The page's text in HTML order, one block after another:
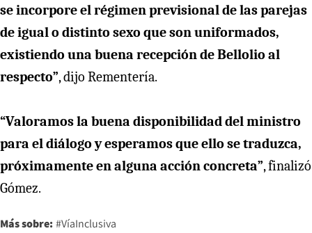
se incorpore el régimen previsional de las parejas
de igual o distinto sexo que son uniformados,
existiendo una buena recepción de Bellolio al
respecto”, dijo Rementería.
“Valoramos la buena disponibilidad del ministro
para el diálogo y esperamos que ello se traduzca,
próximamente en alguna acción concreta”, finalizó
Gómez.
Más sobre: #VíaInclusiva